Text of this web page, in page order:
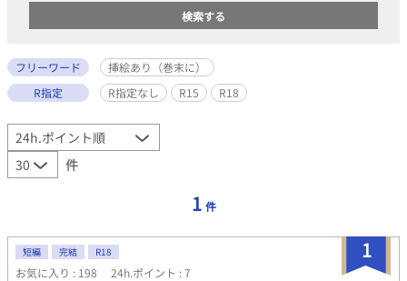
フリーワード
挿絵あり（巻末に）
R指定
R指定なし R15 R18
件
1 件
1
短編 完結 R18
お気に入り : 198 24h.ポイント : 7